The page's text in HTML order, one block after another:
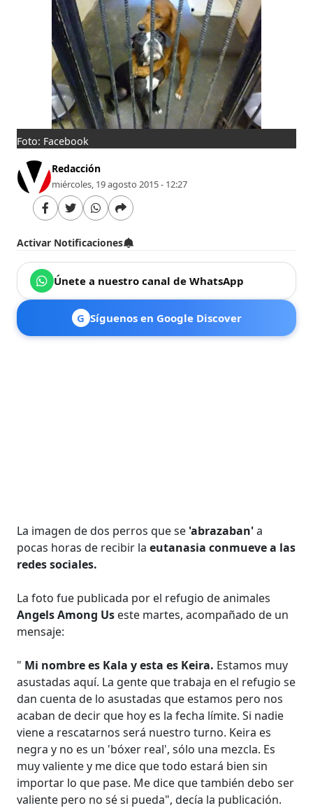
Foto: Facebook
Redacción
miércoles, 19 agosto 2015 - 12:27
Activar Notificaciones
Únete a nuestro canal de WhatsApp
G Síguenos en Google Discover
La imagen de dos perros que se 'abrazaban'a
pocas horas de recibir laeutanasia conmueve a las
redes sociales.
La foto fue publicada por el refugio de animales
Angels Among Us este martes, acompañado de un
mensaje:
" Mi nombre es Kala y esta es Keira. Estamos muy
asustadas aquí. La gente que trabaja en el refugio se
dan cuenta de lo asustadas que estamos pero nos
acaban de decir que hoy es la fecha límite. Si nadie
viene a rescatarnos será nuestro turno. Keira es
negra y no es un 'bóxer real', sólo una mezcla. Es
muy valiente y me dice que todo estará bien sin
importar lo que pase. Me dice que también debo ser
valiente pero no sé si pueda", decía la publicación.